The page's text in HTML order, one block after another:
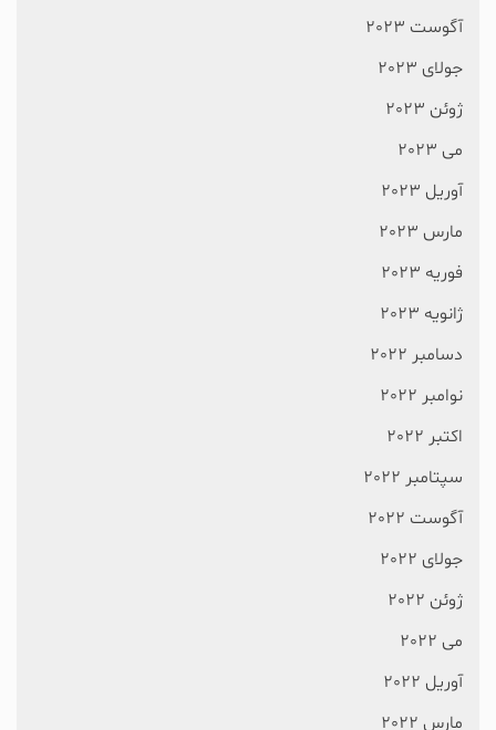
آگوست 2023
جولای 2023
ژوئن 2023
می 2023
آوریل 2023
مارس 2023
فوریه 2023
ژانویه 2023
دسامبر 2022
نوامبر 2022
اکتبر 2022
سپتامبر 2022
آگوست 2022
جولای 2022
ژوئن 2022
می 2022
آوریل 2022
مارس 2022